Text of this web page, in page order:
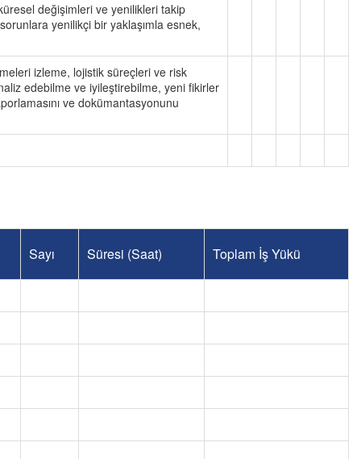
değişimleri ve yenilikleri takip
yenilikçi bir yaklaşımla esnek,
izleme, lojistik süreçleri ve risk
edebilme ve iyileştirebilme, yeni fikirler
ve dokümantasyonunu
Sayı Süresi (Saat) Toplam İş Yükü